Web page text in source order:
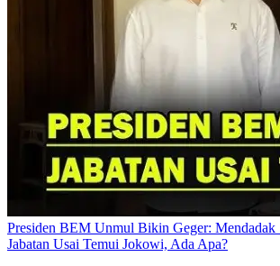
Presiden BEM Unmul Bikin Geger: Mendadak
Jabatan Usai Temui Jokowi, Ada Apa?